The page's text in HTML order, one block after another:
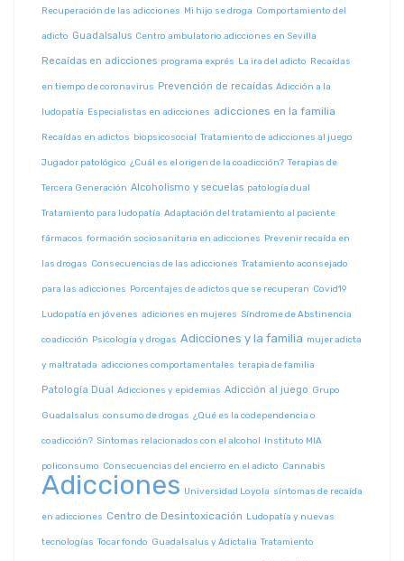
Recuperación de las adicciones Mi hijo se droga Comportamiento del
adicto Guadalsalus Centro ambulatorio adicciones en Sevilla
Recaídas en adicciones programa exprés La ira del adicto Recaídas
en tiempo de coronavirus Prevención de recaídas Adicción a la
ludopatía Especialistas en adicciones adicciones en la familia
Recaídas en adictos biopsicosocial Tratamiento de adicciones al juego
Jugador patológico ¿Cuál es el origen de la coadicción? Terapias de
Tercera Generación Alcoholismo y secuelas patología dual
Tratamiento para ludopatía Adaptación del tratamiento al paciente
fármacos formación sociosanitaria en adicciones Prevenir recaída en
las drogas Consecuencias de las adicciones Tratamiento aconsejado
para las adicciones Porcentajes de adictos que se recuperan Covid19
Ludopatía en jóvenes adiciones en mujeres Síndrome de Abstinencia
coadicción Psicología y drogas Adicciones y la familia mujer adicta
y maltratada adicciones comportamentales terapia de familia
Patología Dual Adicciones y epidemias Adicción al juego Grupo
Guadalsalus consumo de drogas ¿Qué es la codependencia o
coadicción? Síntomas relacionados con el alcohol Instituto MIA
policonsumo Consecuencias del encierro en el adicto Cannabis
Adicciones Universidad Loyola síntomas de recaída
en adicciones Centro de Desintoxicación Ludopatía y nuevas
tecnologías Tocar fondo Guadalsalus y Adictalia Tratamiento